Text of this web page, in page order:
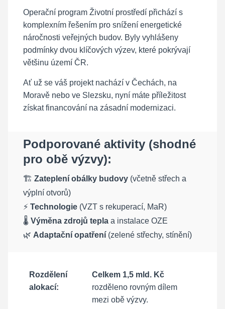
Operační program Životní prostředí přichází s
komplexním řešením pro snížení energetické
náročnosti veřejných budov. Byly vyhlášeny
podmínky dvou klíčových výzev, které pokrývají
většinu území ČR.
Ať už se váš projekt nachází v Čechách, na
Moravě nebo ve Slezsku, nyní máte příležitost
získat financování na zásadní modernizaci.
Podporované aktivity (shodné
pro obě výzvy):
🏗️ Zateplení obálky budovy (včetně střech a
výplní otvorů)
⚡ Technologie (VZT s rekuperací, MaR)
🌡️ Výměna zdrojů tepla a instalace OZE
🌿 Adaptační opatření (zelené střechy, stínění)
Rozdělení
alokací:
Celkem 1,5 mld. Kč
rozděleno rovným dílem
mezi obě výzvy.